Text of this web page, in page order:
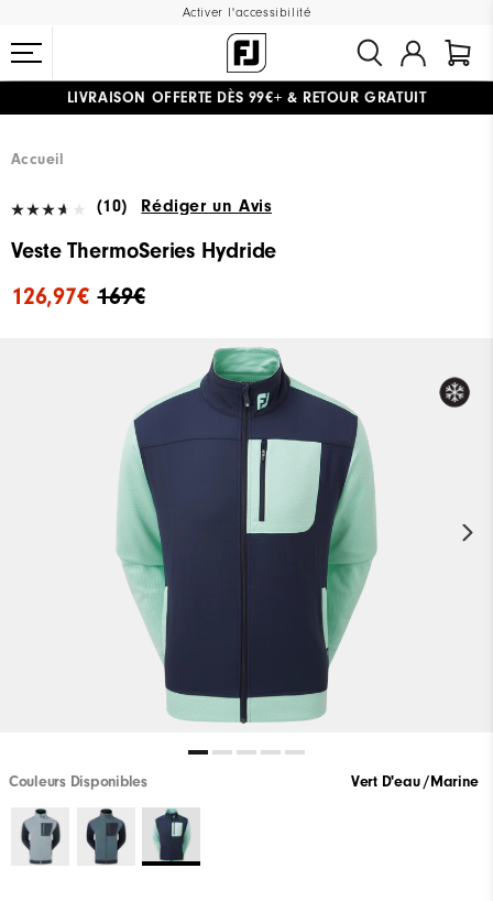
Activer l'accessibilité
LIVRAISON OFFERTE DÈS 99€+ & RETOUR GRATUIT
Accueil
(10) Rédiger un Avis
Veste ThermoSeries Hydride
169€
126,97€
Couleurs Disponibles Vert D'eau /Marine